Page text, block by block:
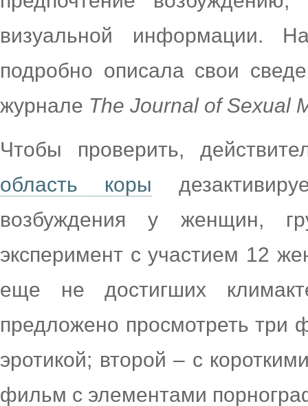
визуальной информации.
подробно описала свои
журнале The Journal of Sexual
Чтобы проверить,
область коры
возбуждения у женщин,
эксперимент с участием 12
еще не достигших
предложено просмотреть три
эротикой; второй – с
фильм с элементами